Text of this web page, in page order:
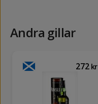
Andra gillar
272 kr